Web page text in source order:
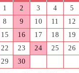
1
2 3 4
5
8 9 10 11
12
15 16 17 18
19
22 23 24 25
26
29 30